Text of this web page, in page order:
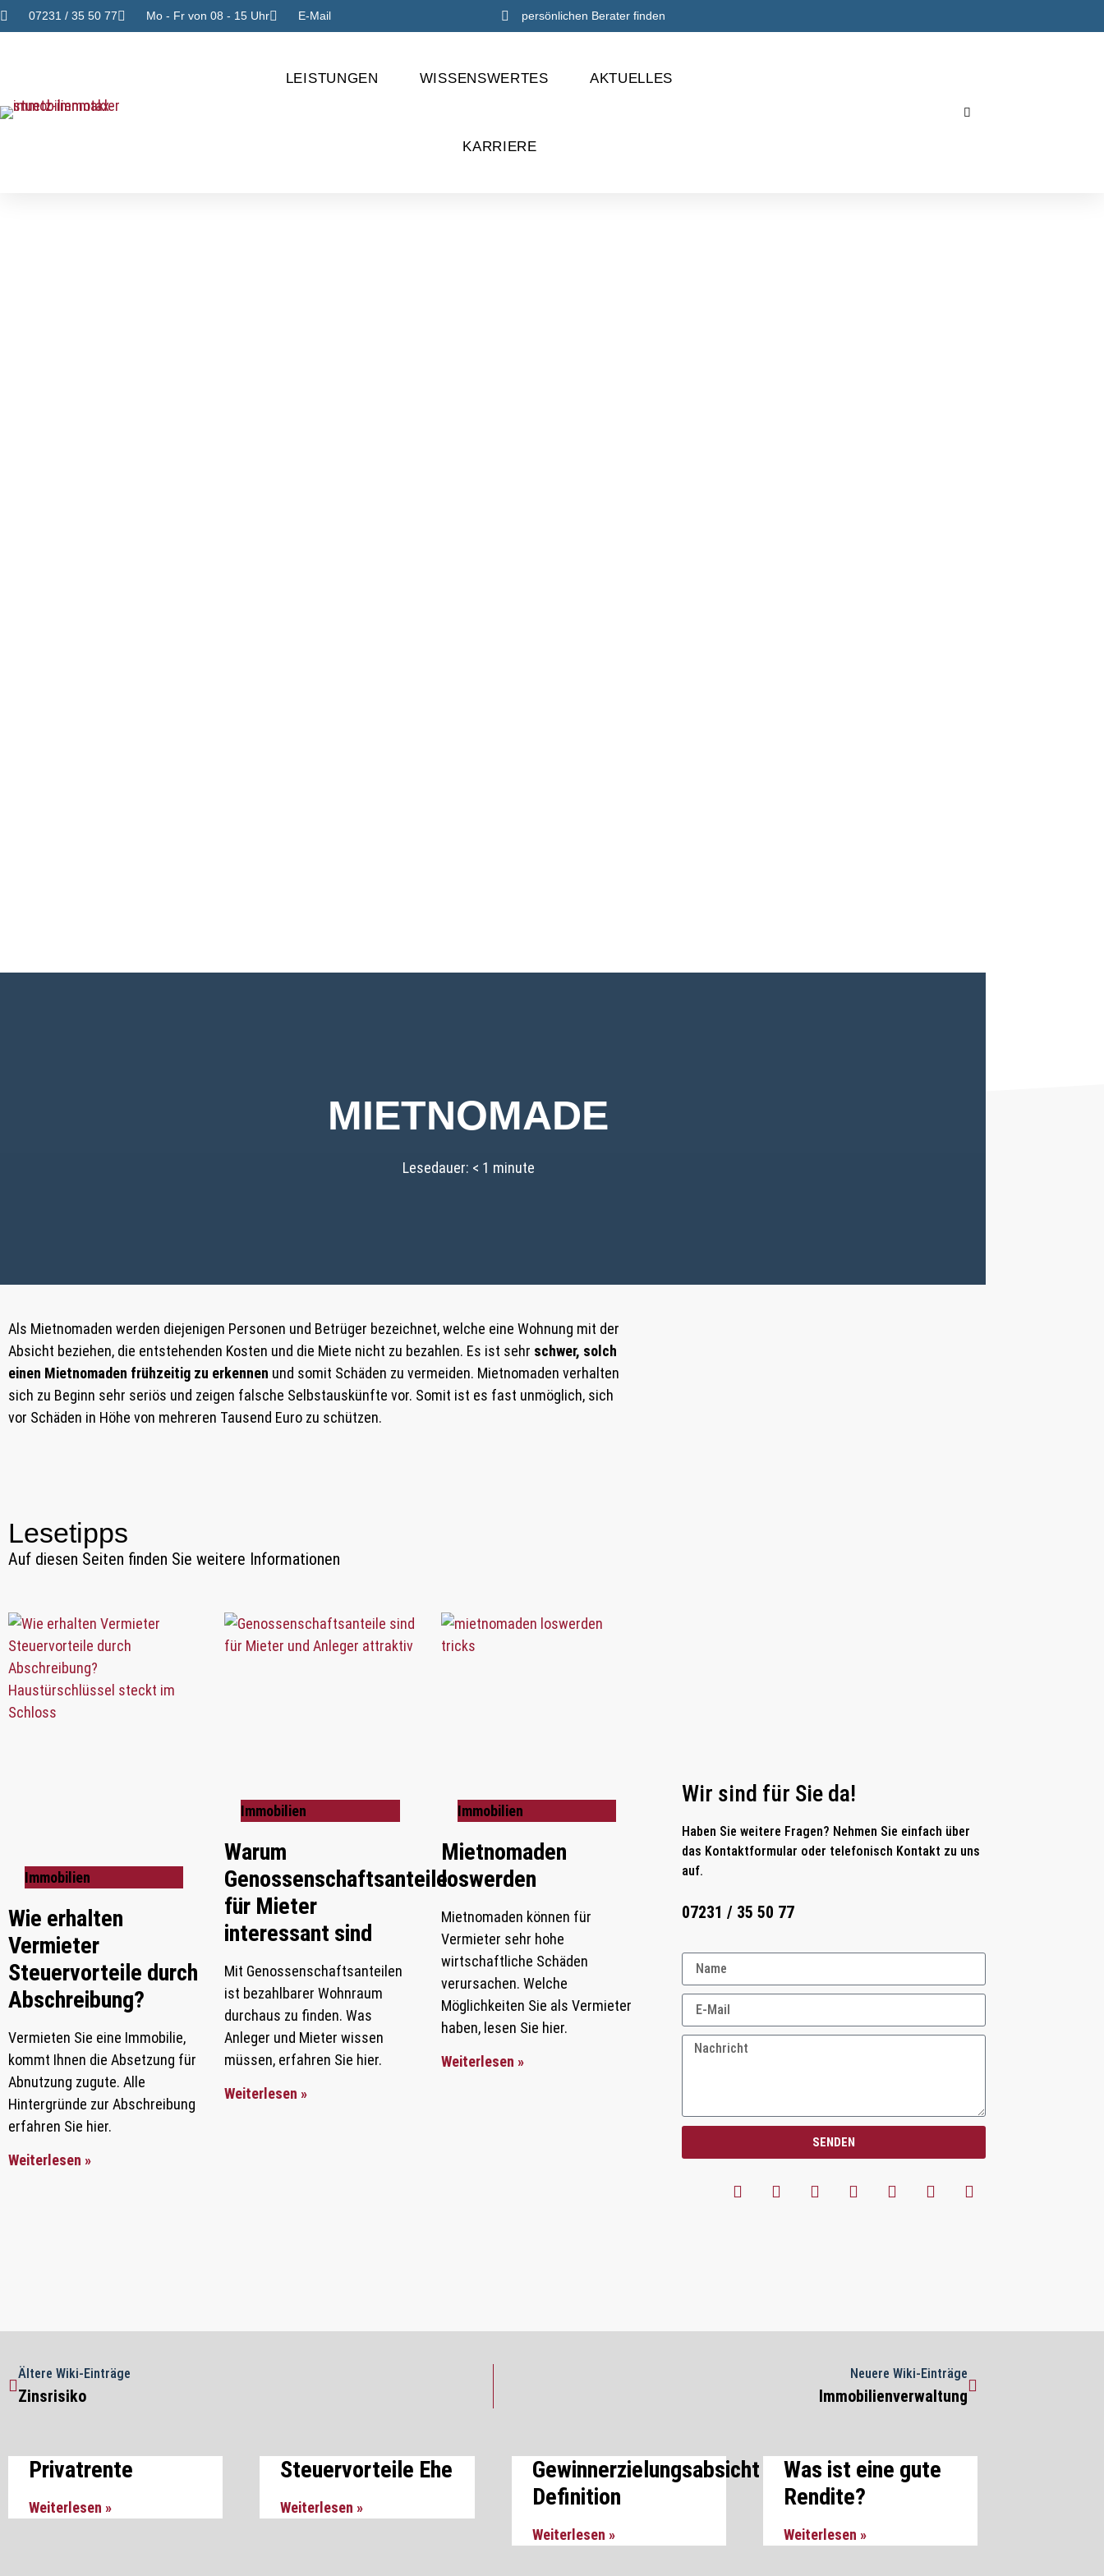
07231 / 35 50 77 Mo - Fr von 08 - 15 Uhr E-Mail persönlichen Berater finden
LEISTUNGEN WISSENSWERTES AKTUELLES
KARRIERE
MIETNOMADE
Lesedauer: < 1 minute
Als Mietnomaden werden diejenigen Personen und Betrüger bezeichnet, welche eine Wohnung mit der
Absicht beziehen, die entstehenden Kosten und die Miete nicht zu bezahlen. Es ist sehr schwer, solch
einen Mietnomaden frühzeitig zu erkennen und somit Schäden zu vermeiden. Mietnomaden verhalten
sich zu Beginn sehr seriös und zeigen falsche Selbstauskünfte vor. Somit ist es fast unmöglich, sich
vor Schäden in Höhe von mehreren Tausend Euro zu schützen.
Lesetipps
Auf diesen Seiten finden Sie weitere Informationen
Immobilien
Wie erhalten
Vermieter
Steuervorteile durch
Abschreibung?
Vermieten Sie eine Immobilie,
kommt Ihnen die Absetzung für
Abnutzung zugute. Alle
Hintergründe zur Abschreibung
erfahren Sie hier.
Weiterlesen »
Immobilien
Warum
Genossenschaftsanteile
für Mieter
interessant sind
Mit Genossenschaftsanteilen
ist bezahlbarer Wohnraum
durchaus zu finden. Was
Anleger und Mieter wissen
müssen, erfahren Sie hier.
Weiterlesen »
Immobilien
Mietnomaden
loswerden
Mietnomaden können für
Vermieter sehr hohe
wirtschaftliche Schäden
verursachen. Welche
Möglichkeiten Sie als Vermieter
haben, lesen Sie hier.
Weiterlesen »
Wir sind für Sie da!
Haben Sie weitere Fragen? Nehmen Sie einfach über
das Kontaktformular oder telefonisch Kontakt zu uns
auf.
07231 / 35 50 77
SENDEN
Ältere Wiki-Einträge
Zinsrisiko
Neuere Wiki-Einträge
Immobilienverwaltung
Privatrente
Weiterlesen »
Steuervorteile Ehe
Weiterlesen »
Gewinnerzielungsabsicht
Definition
Weiterlesen »
Was ist eine gute
Rendite?
Weiterlesen »